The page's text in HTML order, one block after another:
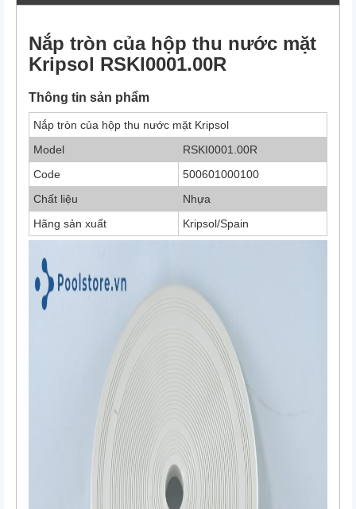
Nắp tròn của hộp thu nước mặt
Kripsol RSKI0001.00R
Thông tin sản phẩm
Nắp tròn của hộp thu nước mặt Kripsol
Model
RSKI0001.00R
Code
500601000100
Chất liệu
Nhựa
Hãng sản xuất
Kripsol/Spain